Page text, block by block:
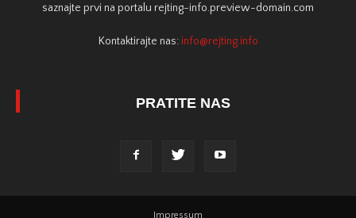
saznajte prvi na portalu rejting-info.preview-domain.com
Kontaktirajte nas: info@rejting.info
PRATITE NAS
Impressum